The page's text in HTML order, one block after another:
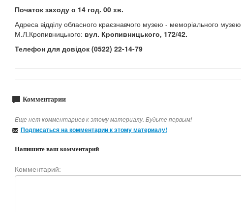
Початок заходу о 14 год. 00 хв.
Адреса відділу обласного краєзнавчого музею - меморіального музею
М.Л.Кропивницького: вул. Кропивницького, 172/42.
Телефон для довідок (0522) 22-14-79
Комментарии
Еще нет комментариев к этому материалу. Будьте первым!
Подписаться на комментарии к этому материалу!
Напишите ваш комментарий
Комментарий: